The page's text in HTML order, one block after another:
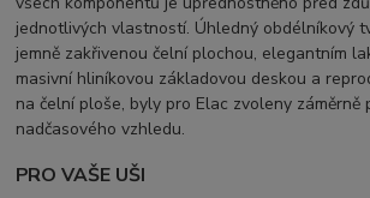
jednotlivých vlastností. Úhledný obdélníkový
jemně zakřivenou čelní plochou, elegantním
masivní hliníkovou základovou deskou a
na čelní ploše, byly pro Elac zvoleny záměrně
nadčasového vzhledu.
PRO VAŠE UŠI